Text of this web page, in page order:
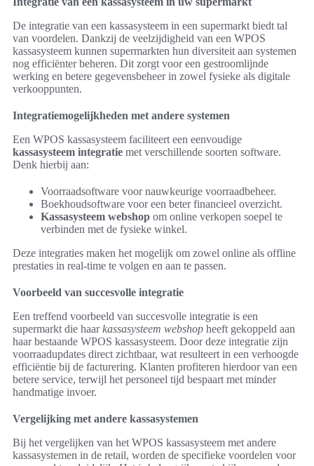
De integratie van een kassasysteem in een supermarkt biedt tal
van voordelen. Dankzij de veelzijdigheid van een WPOS
kassasysteem kunnen supermarkten hun diversiteit aan systemen
nog efficiënter beheren. Dit zorgt voor een gestroomlijnde
werking en betere gegevensbeheer in zowel fysieke als digitale
verkooppunten.
Integratiemogelijkheden met andere systemen
Een WPOS kassasysteem faciliteert een eenvoudige
kassasysteem integratie met verschillende soorten software.
Denk hierbij aan:
Voorraadsoftware voor nauwkeurige voorraadbeheer.
Boekhoudsoftware voor een beter financieel overzicht.
Kassasysteem webshop om online verkopen soepel te
verbinden met de fysieke winkel.
Deze integraties maken het mogelijk om zowel online als offline
prestaties in real-time te volgen en aan te passen.
Voorbeeld van succesvolle integratie
Een treffend voorbeeld van succesvolle integratie is een
supermarkt die haarkassasysteem webshop heeft gekoppeld aan
haar bestaande WPOS kassasysteem. Door deze integratie zijn
voorraadupdates direct zichtbaar, wat resulteert in een verhoogde
efficiëntie bij de facturering. Klanten profiteren hierdoor van een
betere service, terwijl het personeel tijd bespaart met minder
handmatige invoer.
Vergelijking met andere kassasystemen
Bij het vergelijken van het WPOS kassasysteem met andere
kassasystemen in de retail, worden de specifieke voordelen voor